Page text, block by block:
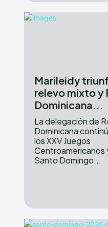
Marileidy
relevo mixto y
Dominicana...
La delegación de
Dominicana
los XXV Juegos
Centroamericanos
Santo Domingo...